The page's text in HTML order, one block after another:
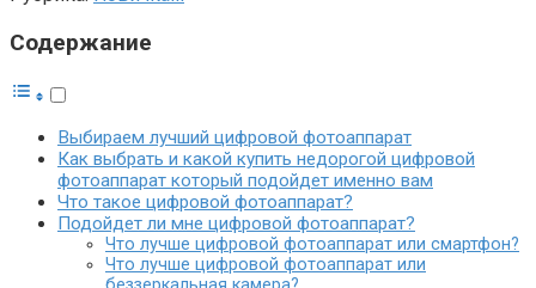
Содержание
Выбираем лучший цифровой фотоаппарат
Как выбрать и какой купить недорогой цифровой
фотоаппарат который подойдет именно вам
Что такое цифровой фотоаппарат?
Подойдет ли мне цифровой фотоаппарат?
Что лучше цифровой фотоаппарат или смартфон?
Что лучше цифровой фотоаппарат или